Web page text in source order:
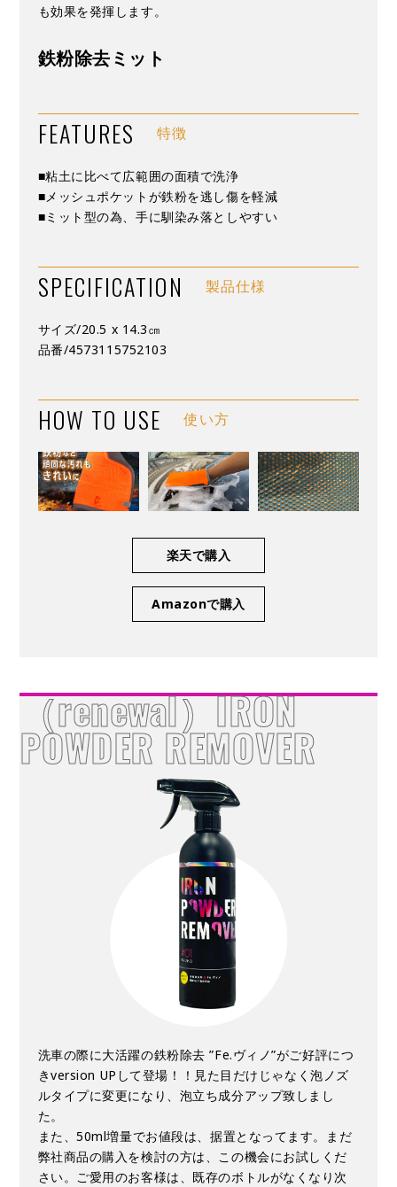
も効果を発揮します。
鉄粉除去ミット
FEATURES 特徴
■粘土に比べて広範囲の面積で洗浄
■メッシュポケットが鉄粉を逃し傷を軽減
■ミット型の為、手に馴染み落としやすい
SPECIFICATION 製品仕様
サイズ/20.5 x 14.3㎝
品番/4573115752103
HOW TO USE 使い方
楽天で購入
Amazonで購入
（renewal）IRON
POWDER REMOVER
洗車の際に大活躍の鉄粉除去 ”Fe.ヴィノ”がご好評につ
きversion UPして登場！！見た目だけじゃなく泡ノズ
ルタイプに変更になり、泡立ち成分アップ致しまし
た。
また、50ml増量でお値段は、据置となってます。まだ
弊社商品の購入を検討の方は、この機会にお試しくだ
さい。ご愛用のお客様は、既存のボトルがなくなり次